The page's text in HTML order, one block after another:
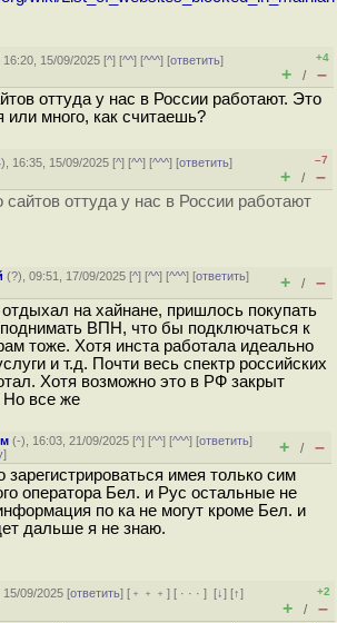
16:20, 15/09/2025 [^] [^^] [^^^] [ответить]
+4
+ / –
оттуда у нас в России работают. Это
или много, как считаешь?
), 16:35, 15/09/2025 [^] [^^] [^^^] [ответить]
–7
+ / –
оттуда у нас в России работают
(?), 09:51, 17/09/2025 [^] [^^] [^^^] [ответить]
+ / –
отдыхал на хайнане, пришлось покупать
ВПН, что бы подключаться к
тоже. Хотя инста работала идеально
и т.д. Почти весь спектр российских
Хотя возможно это в РФ закрыт
Но все же
(-), 16:03, 21/09/2025 [^] [^^] [^^^] [ответить]
] + / –
имея только сим
оператора Бел. и Рус остальные не
по ка не могут кроме Бел. и
дальше я не знаю.
15/09/2025 [ответить] [ ﹢﹢﹢] [ · · ·][↓] [↑]
+2
+ / –